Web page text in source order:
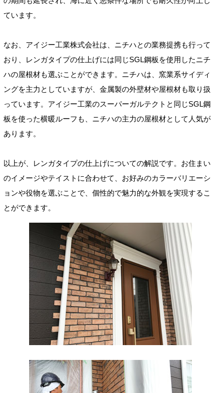
ています。
なお、アイジー工業株式会社は、ニチハとの業務提携も行って
おり、レンガタイプの仕上げには同じSGL鋼板を使用したニチ
ハの屋根材も選ぶことができます。ニチハは、窯業系サイディ
ングを主力としていますが、金属製の外壁材や屋根材も取り扱
っています。アイジー工業のスーパーガルテクトと同じSGL鋼
板を使った横暖ルーフも、ニチハの主力の屋根材として人気が
あります。
以上が、レンガタイプの仕上げについての解説です。お住まい
のイメージやテイストに合わせて、お好みのカラーバリエーシ
ョンや役物を選ぶことで、個性的で魅力的な外観を実現するこ
とができます。